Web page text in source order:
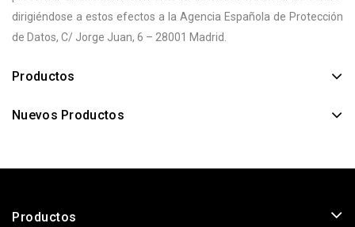
dirigiéndose a estos efectos a la Agencia Española de Protección
de Datos, C/ Jorge Juan, 6 – 28001 Madrid.
Productos
Nuevos Productos
Productos